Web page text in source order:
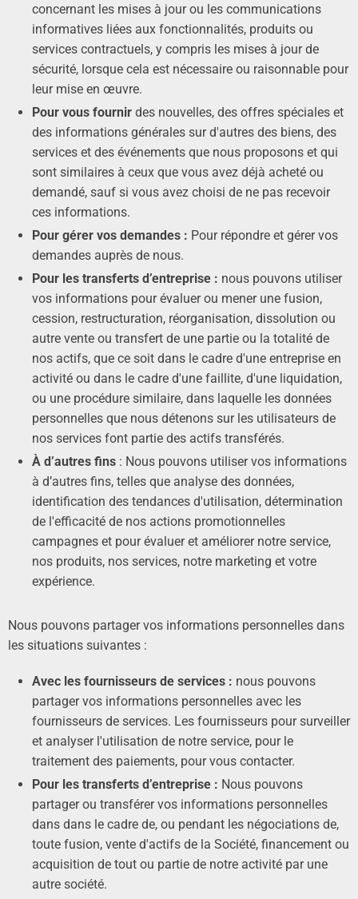
concernant les mises à jour ou les communications
informatives liées aux fonctionnalités, produits ou
services contractuels, y compris les mises à jour de
sécurité, lorsque cela est nécessaire ou raisonnable pour
leur mise en œuvre.
Pour vous fournir des nouvelles, des offres spéciales et
des informations générales sur d'autres des biens, des
services et des événements que nous proposons et qui
sont similaires à ceux que vous avez déjà acheté ou
demandé, sauf si vous avez choisi de ne pas recevoir
ces informations.
Pour gérer vos demandes : Pour répondre et gérer vos
demandes auprès de nous.
Pour les transferts d’entreprise : nous pouvons utiliser
vos informations pour évaluer ou mener une fusion,
cession, restructuration, réorganisation, dissolution ou
autre vente ou transfert de une partie ou la totalité de
nos actifs, que ce soit dans le cadre d'une entreprise en
activité ou dans le cadre d'une faillite, d'une liquidation,
ou une procédure similaire, dans laquelle les données
personnelles que nous détenons sur les utilisateurs de
nos services font partie des actifs transférés.
À d’autres fins : Nous pouvons utiliser vos informations
à d’autres fins, telles que analyse des données,
identification des tendances d'utilisation, détermination
de l'efficacité de nos actions promotionnelles
campagnes et pour évaluer et améliorer notre service,
nos produits, nos services, notre marketing et votre
expérience.
Nous pouvons partager vos informations personnelles dans
les situations suivantes :
Avec les fournisseurs de services : nous pouvons
partager vos informations personnelles avec les
fournisseurs de services. Les fournisseurs pour surveiller
et analyser l'utilisation de notre service, pour le
traitement des paiements, pour vous contacter.
Pour les transferts d’entreprise : Nous pouvons
partager ou transférer vos informations personnelles
dans dans le cadre de, ou pendant les négociations de,
toute fusion, vente d'actifs de la Société, financement ou
acquisition de tout ou partie de notre activité par une
autre société.